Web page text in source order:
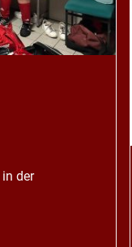
der